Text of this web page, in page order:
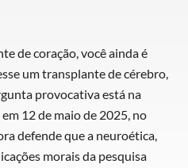
de coração, você ainda é
um transplante de cérebro,
provocativa está na
12 de maio de 2025, no
defende que a neuroética,
morais da pesquisa